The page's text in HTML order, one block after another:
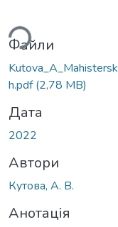
Файли
h.pdf(2,78 MB)
Дата
2022
Автори
Кутова, А. В.
Анотація